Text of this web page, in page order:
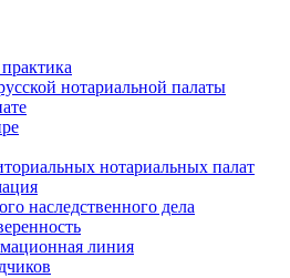
нотариальной палаты
нотариальных палат
наследственного дела
линия